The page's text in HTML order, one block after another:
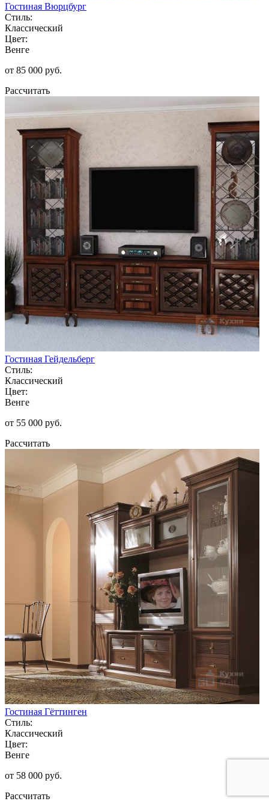
Гостиная Вюрцбург
Стиль:
Классический
Цвет:
Венге
от 85 000 руб.
Рассчитать
Гостиная Гейдельберг
Стиль:
Классический
Цвет:
Венге
от 55 000 руб.
Рассчитать
Гостиная Гёттинген
Стиль:
Классический
Цвет:
Венге
от 58 000 руб.
Рассчитать